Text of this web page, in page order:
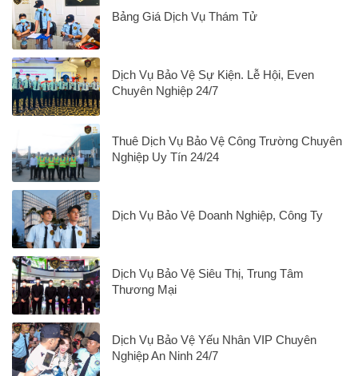
Bảng Giá Dịch Vụ Thám Tử
Dịch Vụ Bảo Vệ Sự Kiện. Lễ Hội, Even
Chuyên Nghiệp 24/7
Thuê Dịch Vụ Bảo Vệ Công Trường Chuyên
Nghiệp Uy Tín 24/24
Dịch Vụ Bảo Vệ Doanh Nghiệp, Công Ty
Dịch Vụ Bảo Vệ Siêu Thị, Trung Tâm
Thương Mại
Dịch Vụ Bảo Vệ Yếu Nhân VIP Chuyên
Nghiệp An Ninh 24/7